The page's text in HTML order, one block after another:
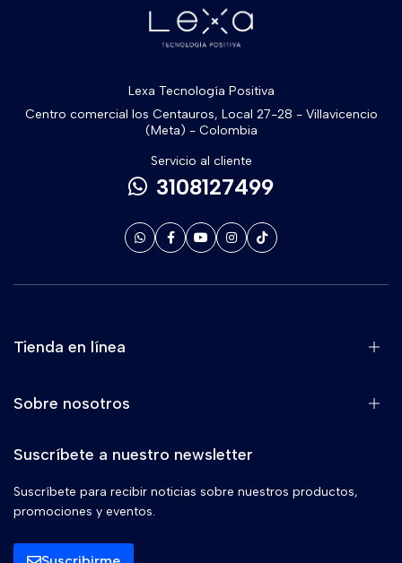
Lexa Tecnología Positiva
Centro comercial los Centauros, Local 27-28 - Villavicencio
(Meta) - Colombia
Servicio al cliente
3108127499
Tienda en línea
Sobre nosotros
Suscríbete a nuestro newsletter
Suscríbete para recibir noticias sobre nuestros productos,
promociones y eventos.